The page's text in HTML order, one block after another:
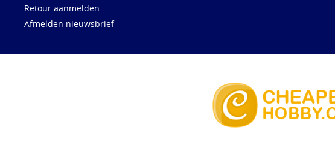
Retour aanmelden
Afmelden nieuwsbrief